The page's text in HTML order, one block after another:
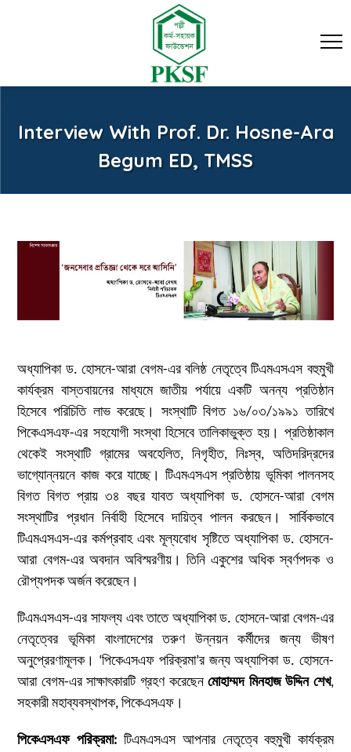
Interview With Prof. Dr. Hosne-Ara
Begum ED, TMSS
অধ্যাপিকা ড. হোসনে-আরা বেগম-এর বলিষ্ঠ নেতৃত্বে টিএমএসএস বহুমুখী
কার্যক্রম বাস্তবায়নের মাধ্যমে জাতীয় পর্যায়ে একটি অনন্য প্রতিষ্ঠান
হিসেবে পরিচিতি লাভ করেছে। সংস্থাটি বিগত ১৬/০৩/১৯৯১ তারিখে
পিকেএসএফ-এর সহযোগী সংস্থা হিসেবে তালিকাভুক্ত হয়। প্রতিষ্ঠাকাল
থেকেই সংস্থাটি গ্রামের অবহেলিত, নিগৃহীত, নিঃস্ব, অতিদরিদ্রদের
ভাগ্যোন্নয়নে কাজ করে যাচ্ছে। টিএমএসএস প্রতিষ্ঠায় ভূমিকা পালনসহ
বিগত বিগত প্রায় ৩৪ বছর যাবত অধ্যাপিকা ড. হোসনে-আরা বেগম
সংস্থাটির প্রধান নির্বাহী হিসেবে দায়িত্ব পালন করছেন। সার্বিকভাবে
টিএমএসএস-এর কর্মপ্রবাহ এবং মূল্যবোধ সৃষ্টিতে অধ্যাপিকা ড. হোসনে-
আরা বেগম-এর অবদান অবিস্মরণীয়। তিনি একুশের অধিক স্বর্ণপদক ও
রৌপ্যপদক অর্জন করেছেন।
টিএমএসএস-এর সাফল্য এবং তাতে অধ্যাপিকা ড. হোসনে-আরা বেগম-এর
নেতৃত্বের ভূমিকা বাংলাদেশের তরুণ উন্নয়ন কর্মীদের জন্য ভীষণ
অনুপ্রেরণামূলক। ‘পিকেএসএফ পরিক্রমা’র জন্য অধ্যাপিকা ড. হোসনে-
আরা বেগম-এর সাক্ষাৎকারটি গ্রহণ করেছেনমোহাম্মদ মিনহাজ উদ্দিন শেখ,
সহকারী মহাব্যবস্থাপক, পিকেএসএফ।
পিকেএসএফ পরিক্রমা: টিএমএসএস আপনার নেতৃত্বে বহুমুখী কার্যক্রম